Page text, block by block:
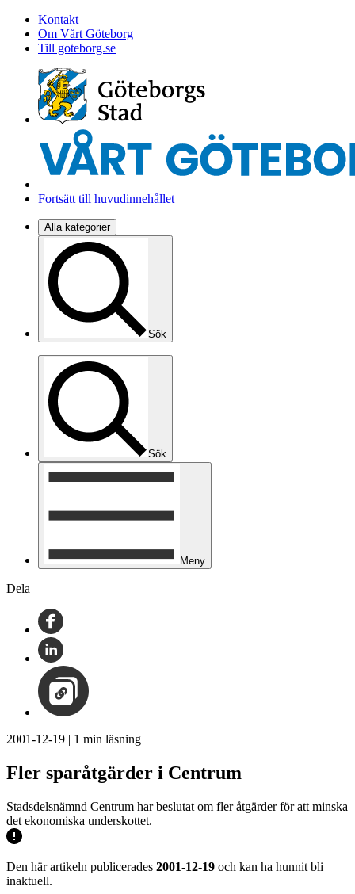
Kontakt
Om Vårt Göteborg
Till goteborg.se
Fortsätt till huvudinnehållet
Alla kategorier
Sök
Sök
Meny
Dela
2001-12-19 | 1 min läsning
Fler sparåtgärder i Centrum
Stadsdelsnämnd Centrum har beslutat om fler åtgärder för att minska
det ekonomiska underskottet.
Den här artikeln publicerades 2001-12-19 och kan ha hunnit bli
inaktuell.